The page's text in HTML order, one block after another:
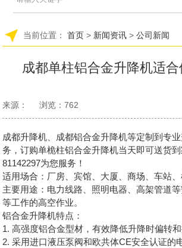
当前位置： 首页 > 新闻资讯 >公司新闻
成都单柱铝合金升降机适
来源： 浏览：762
成都升降机、成都铝合金升降机等定制到专
务，订购单桅柱铝合金升降机当天即可送货
81142297为您服务！
适用场合：厂房、宾馆、大厦、商场、车站、
主要用途：电力线路、照明电器、高架管道
等工作的高空作业。
铝合金升降机特点：
1. 高强度铝合金型材，有效降低升降时偏转
2. 采用进口液压泵阀和欧共体CE安全认证的